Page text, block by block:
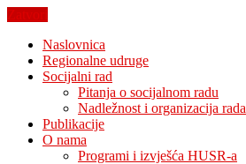
Naslovnica
Regionalne udruge
Socijalni rad
Pitanja o socijalnom radu
Nadležnost i organizacija rada
Publikacije
O nama
Programi i izvješća HUSR-a